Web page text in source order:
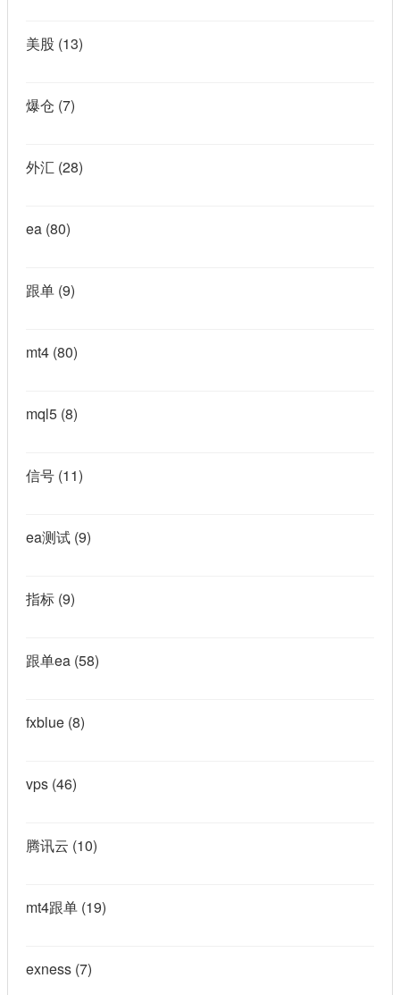
美股 (13)
爆仓 (7)
外汇 (28)
ea (80)
跟单 (9)
mt4 (80)
mql5 (8)
信号 (11)
ea测试 (9)
指标 (9)
跟单ea (58)
fxblue (8)
vps (46)
腾讯云 (10)
mt4跟单 (19)
exness (7)